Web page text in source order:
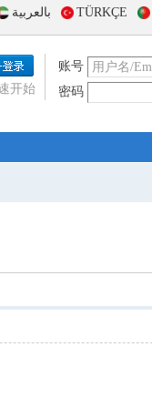
بالعربية TÜRKÇE
账号
密码
开始